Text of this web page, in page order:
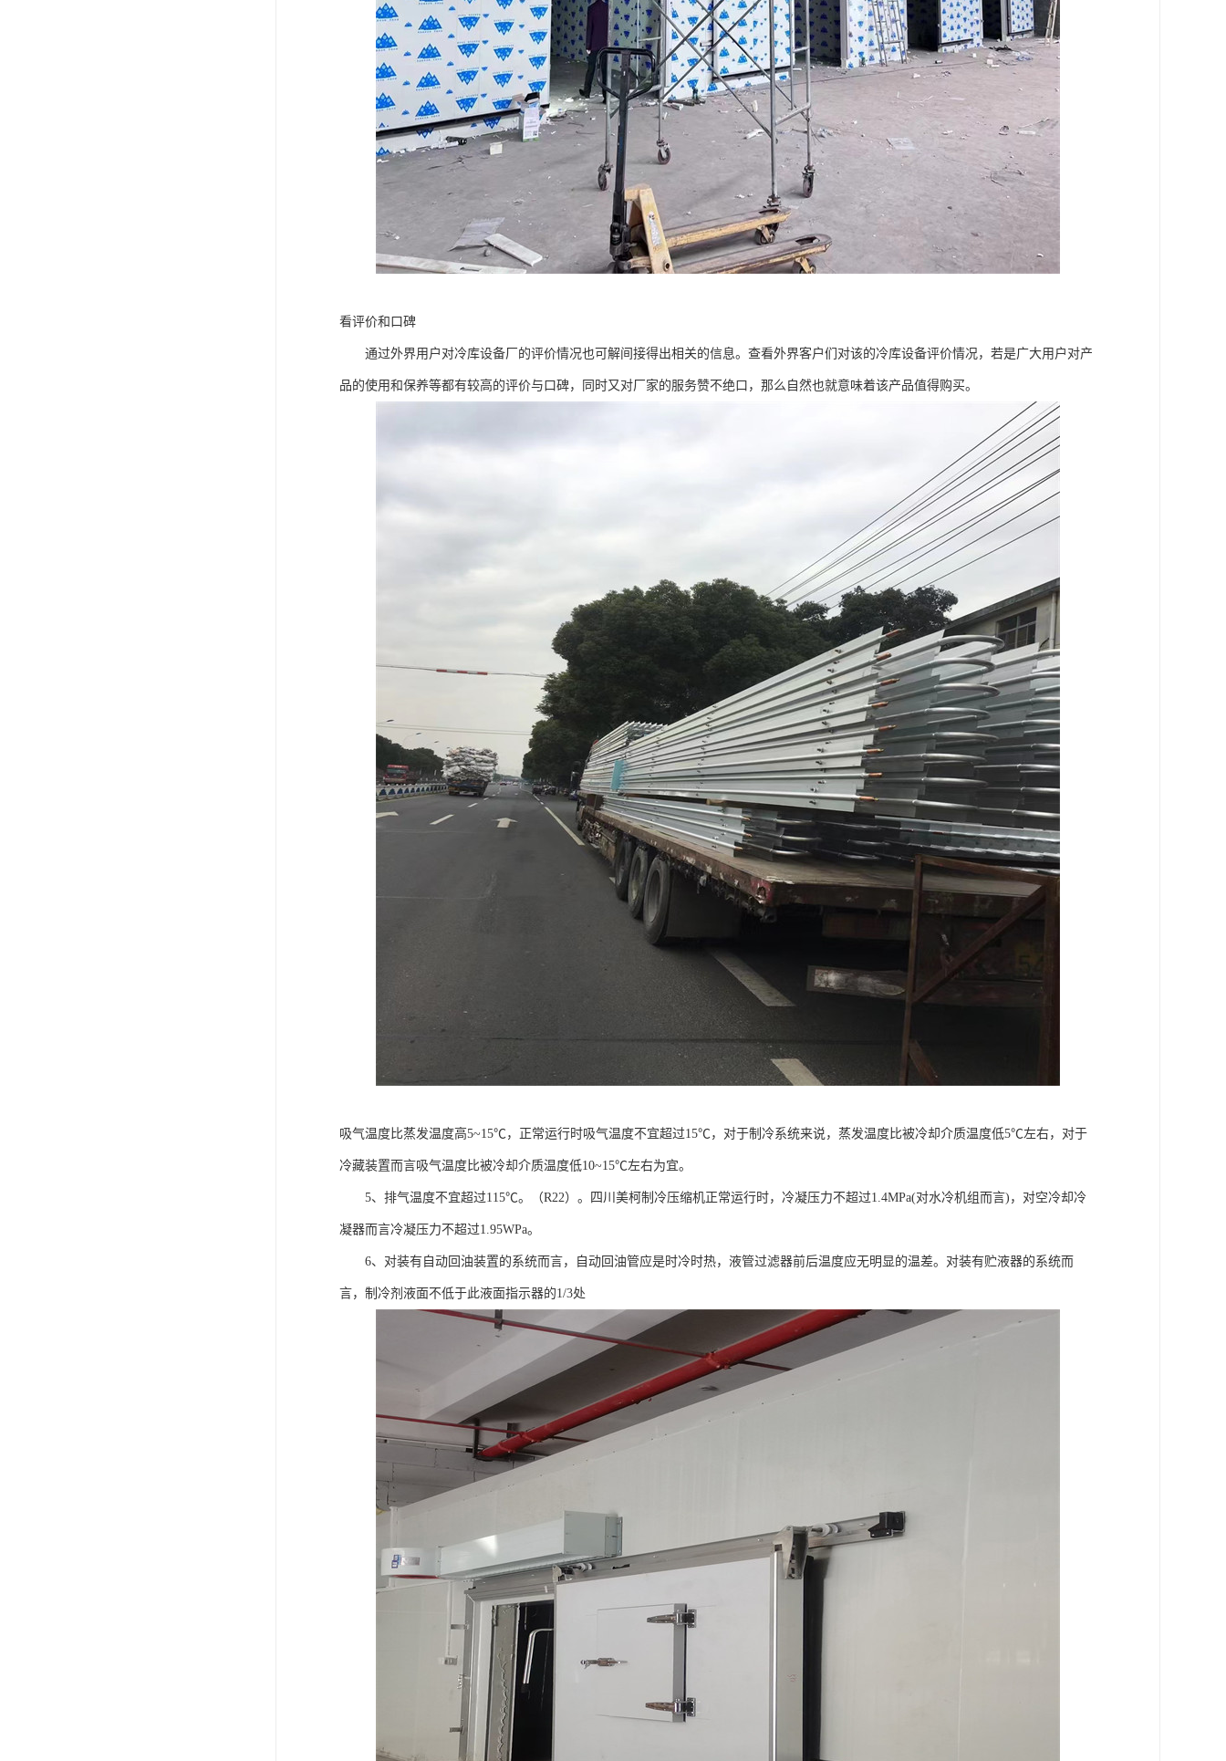
看评价和口碑
通过外界用户对冷库设备厂的评价情况也可解间接得出相关的信息。查看外界客户们对该的冷库设备评价情况，若是广大用户对产
品的使用和保养等都有较高的评价与口碑，同时又对厂家的服务赞不绝口，那么自然也就意味着该产品值得购买。
吸气温度比蒸发温度高5~15℃，正常运行时吸气温度不宜超过15℃，对于制冷系统来说，蒸发温度比被冷却介质温度低5℃左右，对于
冷藏装置而言吸气温度比被冷却介质温度低10~15℃左右为宜。
5、排气温度不宜超过115℃。（R22）。四川美柯制冷压缩机正常运行时，冷凝压力不超过1.4MPa(对水冷机组而言)，对空冷却冷
凝器而言冷凝压力不超过1.95WPa。
6、对装有自动回油装置的系统而言，自动回油管应是时冷时热，液管过滤器前后温度应无明显的温差。对装有贮液器的系统而
言，制冷剂液面不低于此液面指示器的1/3处